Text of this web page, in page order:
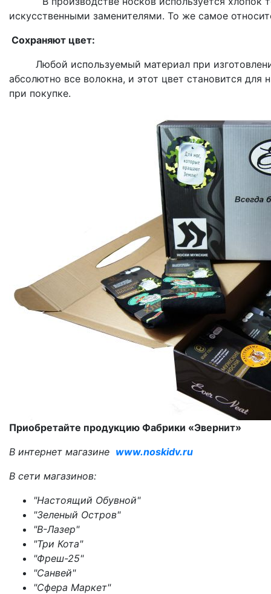
искусственными заменителями. То же самое
Сохраняют цвет:
Любой используемый материал при
абсолютно все волокна, и этот цвет становится
при покупке.
Приобретайте продукцию Фабрики «Эвернит»
В интернет магазине www.noskidv.ru
В сети магазинов:
"Настоящий Обувной"
"Зеленый Остров"
"В-Лазер"
"Три Кота"
"Фреш-25"
"Санвей"
"Сфера Маркет"